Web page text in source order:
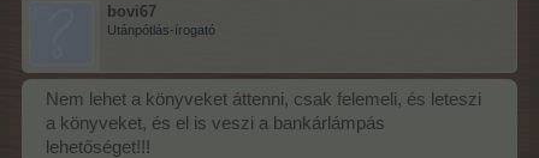
bovi67
Utánpótlás-írogató
Nem lehet a könyveket áttenni, csak felemeli, és leteszi
a könyveket, és el is veszi a bankárlámpás
lehetőséget!!!